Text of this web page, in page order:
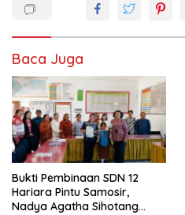
Baca Juga
Bukti Pembinaan SDN 12
Hariara Pintu Samosir,
Nadya Agatha Sihotang